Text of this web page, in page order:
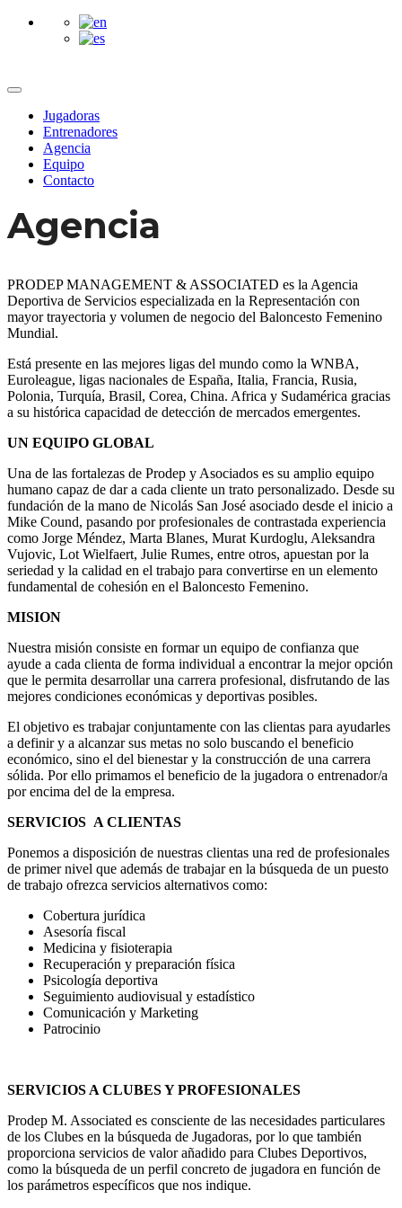
Jugadoras
Entrenadores
Agencia
Equipo
Contacto
Agencia
PRODEP MANAGEMENT & ASSOCIATED es la Agencia
Deportiva de Servicios especializada en la Representación con
mayor trayectoria y volumen de negocio del Baloncesto Femenino
Mundial.
Está presente en las mejores ligas del mundo como la WNBA,
Euroleague, ligas nacionales de España, Italia, Francia, Rusia,
Polonia, Turquía, Brasil, Corea, China. Africa y Sudamérica gracias
a su histórica capacidad de detección de mercados emergentes.
UN EQUIPO GLOBAL
Una de las fortalezas de Prodep y Asociados es su amplio equipo
humano capaz de dar a cada cliente un trato personalizado. Desde su
fundación de la mano de Nicolás San José asociado desde el inicio a
Mike Cound, pasando por profesionales de contrastada experiencia
como Jorge Méndez, Marta Blanes, Murat Kurdoglu, Aleksandra
Vujovic, Lot Wielfaert, Julie Rumes, entre otros, apuestan por la
seriedad y la calidad en el trabajo para convertirse en un elemento
fundamental de cohesión en el Baloncesto Femenino.
MISION
Nuestra misión consiste en formar un equipo de confianza que
ayude a cada clienta de forma individual a encontrar la mejor opción
que le permita desarrollar una carrera profesional, disfrutando de las
mejores condiciones económicas y deportivas posibles.
El objetivo es trabajar conjuntamente con las clientas para ayudarles
a definir y a alcanzar sus metas no solo buscando el beneficio
económico, sino el del bienestar y la construcción de una carrera
sólida. Por ello primamos el beneficio de la jugadora o entrenador/a
por encima del de la empresa.
SERVICIOS A CLIENTAS
Ponemos a disposición de nuestras clientas una red de profesionales
de primer nivel que además de trabajar en la búsqueda de un puesto
de trabajo ofrezca servicios alternativos como:
Cobertura jurídica
Asesoría fiscal
Medicina y fisioterapia
Recuperación y preparación física
Psicología deportiva
Seguimiento audiovisual y estadístico
Comunicación y Marketing
Patrocinio
SERVICIOS A CLUBES Y PROFESIONALES
Prodep M. Associated es consciente de las necesidades particulares
de los Clubes en la búsqueda de Jugadoras, por lo que también
proporciona servicios de valor añadido para Clubes Deportivos,
como la búsqueda de un perfil concreto de jugadora en función de
los parámetros específicos que nos indique.